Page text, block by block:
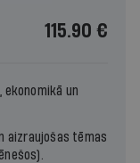
115.90 €
un
aizraujošas tēmas